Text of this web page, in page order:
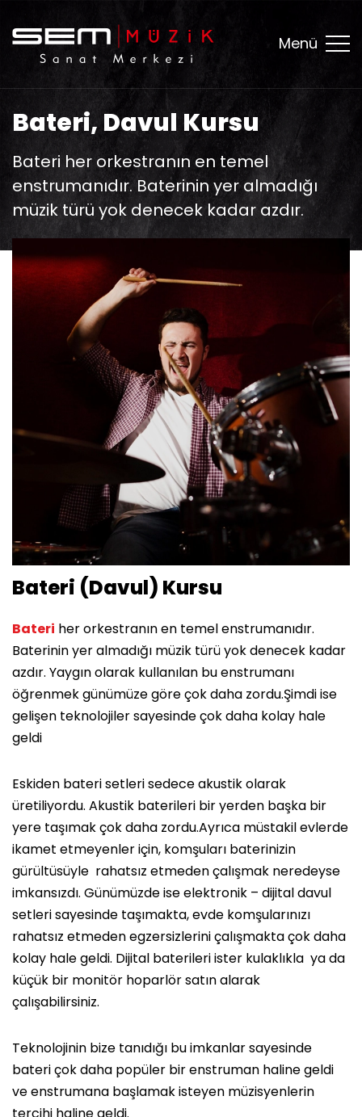
Menü
Bateri, Davul Kursu
Bateri her orkestranın en temel
enstrumanıdır. Baterinin yer almadığı
müzik türü yok denecek kadar azdır.
Bateri (Davul) Kursu
Bateri her orkestranın en temel enstrumanıdır.
Baterinin yer almadığı müzik türü yok denecek kadar
azdır. Yaygın olarak kullanılan bu enstrumanı
öğrenmek günümüze göre çok daha zordu.Şimdi ise
gelişen teknolojiler sayesinde çok daha kolay hale
geldi
Eskiden bateri setleri sedece akustik olarak
üretiliyordu. Akustik baterileri bir yerden başka bir
yere taşımak çok daha zordu.Ayrıca müstakil evlerde
ikamet etmeyenler için, komşuları baterinizin
gürültüsüyle rahatsız etmeden çalışmak neredeyse
imkansızdı. Günümüzde ise elektronik – dijital davul
setleri sayesinde taşımakta, evde komşularınızı
rahatsız etmeden egzersizlerini çalışmakta çok daha
kolay hale geldi. Dijital baterileri ister kulaklıkla ya da
küçük bir monitör hoparlör satın alarak
çalışabilirsiniz.
Teknolojinin bize tanıdığı bu imkanlar sayesinde
bateri çok daha popüler bir enstruman haline geldi
ve enstrumana başlamak isteyen müzisyenlerin
tercihi haline geldi.